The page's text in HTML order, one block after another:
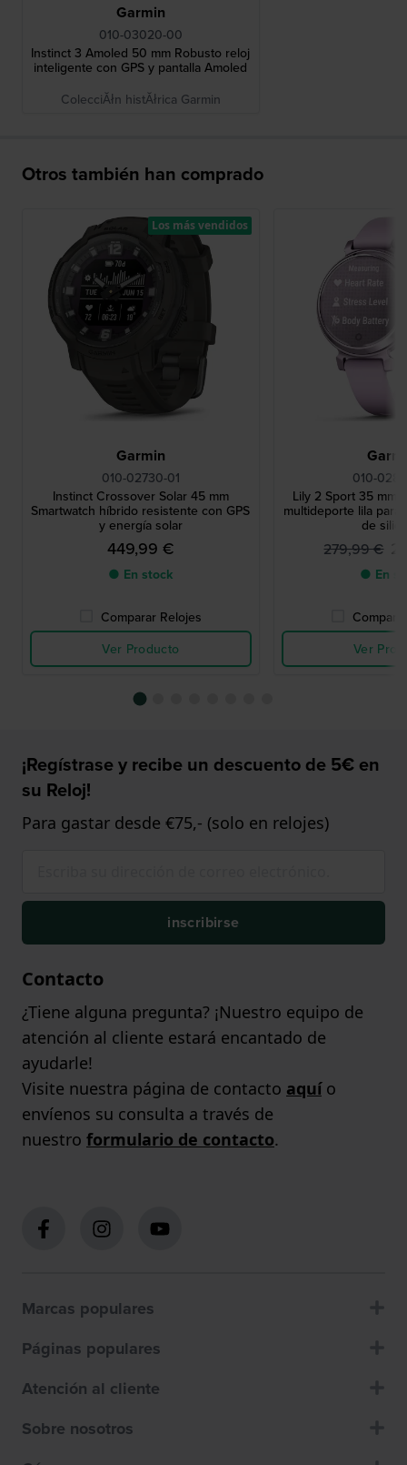
Garmin
010-03020-00
Instinct 3 Amoled 50 mm Robusto reloj
inteligente con GPS y pantalla Amoled
ColecciĂłn histĂłrica Garmin
Otros también han comprado
Garmin
010-02730-01
Instinct Crossover Solar 45 mm
Smartwatch híbrido resistente con GPS
y energía solar
449,99 €
● En stock
Comparar Relojes
Ver Producto
Los más vendidos
010-
Lily 2 Sport 35 mm
multideporte lila
de
279,99 €
● En
Ver
¡Regístrase y recibe un descuento de 5€ en
su Reloj!
Para gastar desde €75,- (solo en relojes)
inscribirse
Contacto
¿Tiene alguna pregunta? ¡Nuestro equipo de
atención al cliente estará encantado de
ayudarle!
Visite nuestra página de contacto aquío
envíenos su consulta a través de
nuestro formulario de contacto.
Marcas populares
Páginas populares
Atención al cliente
Sobre nosotros